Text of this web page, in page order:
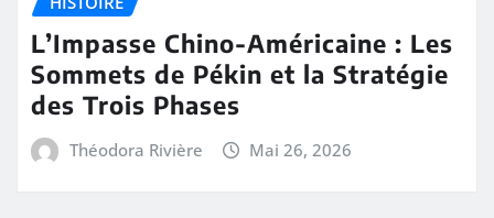
L’Impasse Chino-Américaine : Les
Sommets de Pékin et la Stratégie
des Trois Phases
Théodora Rivière Mai 26, 2026